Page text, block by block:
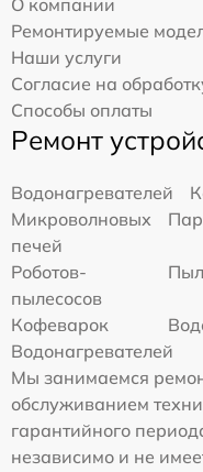
О компании
Ремонтируемые
Наши услуги
Согласие на
Способы оплаты
Ремонт
Водонагревателей
Микроволновых
печей
Роботов-
пылесосов
Кофеварок
Водонагревателей
Мы занимаемся
обслуживанием
гарантийного
независимо и не